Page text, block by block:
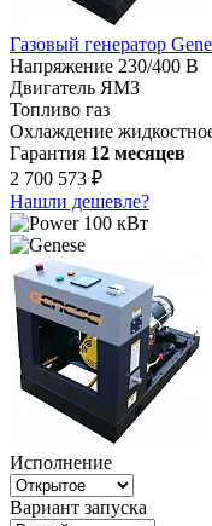
Газовый генератор
Напряжение 230/400 В
Двигатель ЯМЗ
Топливо газ
Охлаждение
Гарантия 12 месяцев
2 700 573 ₽
Нашли дешевле?
100 кВт
Исполнение
Вариант запуска